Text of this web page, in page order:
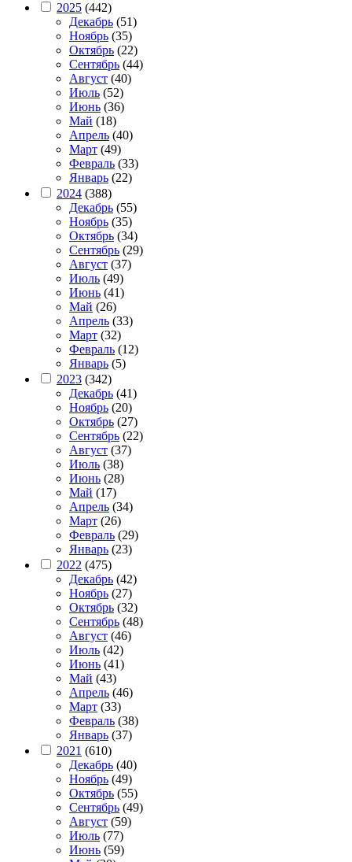
2025 (442)
Декабрь (51)
Ноябрь (35)
Октябрь (22)
Сентябрь (44)
Август (40)
Июль (52)
Июнь (36)
Май (18)
Апрель (40)
Март (49)
Февраль (33)
Январь (22)
2024 (388)
Декабрь (55)
Ноябрь (35)
Октябрь (34)
Сентябрь (29)
Август (37)
Июль (49)
Июнь (41)
Май (26)
Апрель (33)
Март (32)
Февраль (12)
Январь (5)
2023 (342)
Декабрь (41)
Ноябрь (20)
Октябрь (27)
Сентябрь (22)
Август (37)
Июль (38)
Июнь (28)
Май (17)
Апрель (34)
Март (26)
Февраль (29)
Январь (23)
2022 (475)
Декабрь (42)
Ноябрь (27)
Октябрь (32)
Сентябрь (48)
Август (46)
Июль (42)
Июнь (41)
Май (43)
Апрель (46)
Март (33)
Февраль (38)
Январь (37)
2021 (610)
Декабрь (40)
Ноябрь (49)
Октябрь (55)
Сентябрь (49)
Август (59)
Июль (77)
Июнь (59)